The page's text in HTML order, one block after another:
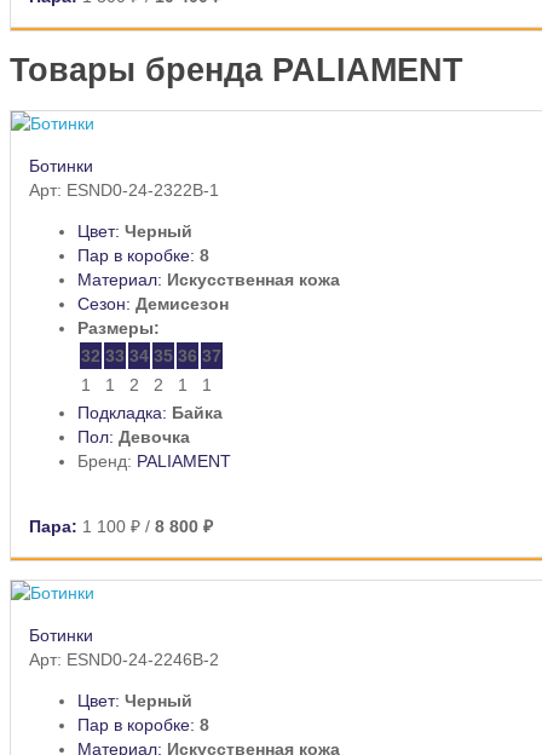
Товары бренда PALIAMENT
Ботинки
Арт: ESND0-24-2322B-1
Цвет: Черный
Пар в коробке: 8
Материал: Искусственная кожа
Сезон: Демисезон
Размеры:
32 33 34 35 36 37
1
1 2 2 1
1
Подкладка: Байка
Пол: Девочка
Бренд: PALIAMENT
Пара: 1 100 ₽ / 8 800 ₽
Ботинки
Арт: ESND0-24-2246B-2
Цвет: Черный
Пар в коробке: 8
Материал: Искусственная кожа